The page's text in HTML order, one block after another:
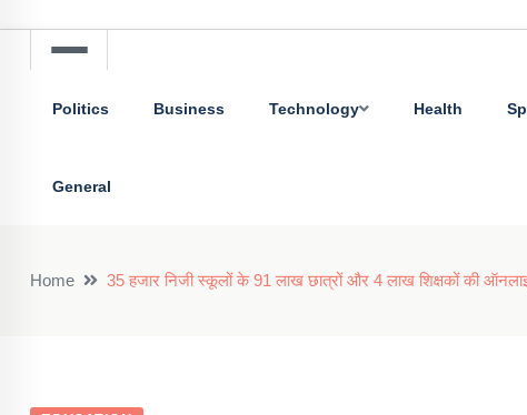
Politics Business Technology Health
General
Home 35 हजार निजी स्कूलों के 91 लाख छात्रों और 4 लाख शिक्षकों की